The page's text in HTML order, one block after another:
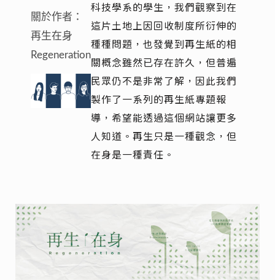
關於作者：
再生在身
Regeneration
科技學系的學生，我們觀察到在
這片土地上因回收制度所衍伸的
種種問題，也發覺到再生紙的相
關概念雖然已存在許久，但普遍
民眾仍不是非常了解，因此我們
製作了一系列的再生紙專題報
導，希望能透過這個網站讓更多
人知道。再生只是一種觀念，但
在身是一種責任。